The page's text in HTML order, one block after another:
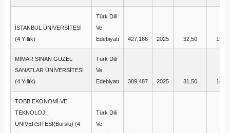
İSTANBUL ÜNİVERSİTESİ
(4 Yıllık)
Türk Dili
Ve
Edebiyatı
427,166 2025 32,50 15,00
MİMAR SİNAN GÜZEL
SANATLAR ÜNİVERSİTESİ
(4 Yıllık)
Türk Dili
Ve
Edebiyatı
389,487 2025 31,50 14,00
TOBB EKONOMİ VE
TEKNOLOJİ
ÜNİVERSİTESİ(Burslu) (4
Türk Dili
Ve